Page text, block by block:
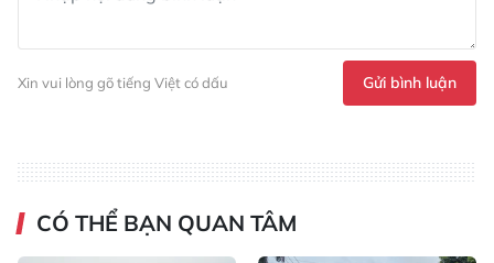
Xin vui lòng gõ tiếng Việt có dấu Gửi bình luận
CÓ THỂ BẠN QUAN TÂM